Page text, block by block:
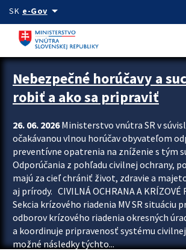
Preskocit na hlavný obsah
SK e-Govarrow_drop_down
Zastavit automatický posun upútavok
Nebezpečné horúčavy a
robiť a ako sa pripraviť
26. 06. 2026Ministerstvo vnútra SR v
očakávanou vlnou horúčav obyvateľom
preventívne opatrenia na zníženie s tým
Odporúčania z pohľadu civilnej ochrany,
majú za cieľ chrániť život, zdravie a
aj prírody. CIVILNÁ OCHRANA A KRÍZOVÉ
Sekcia krízového riadenia MV SR situáciu
odborov krízového riadenia okresných
a koordinuje pripravenosť systému
možné následky týchto...